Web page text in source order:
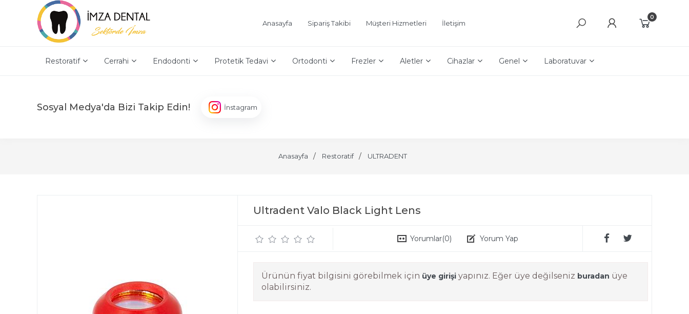
Anasayfa Sipariş Takibi Müşteri Hizmetleri İletişim
0
Restoratif Cerrahi Endodonti Protetik Tedavi Ortodonti Frezler Aletler Cihazlar Genel Laboratuvar
Sosyal Medya'da Bizi Takip Edin! İnstagram
Anasayfa Restoratif ULTRADENT
Ultradent Valo Black Light Lens
Yorumlar(0) Yorum Yap
Ürünün fiyat bilgisini görebilmek için üye girişi yapınız. Eğer üye değilseniz buradan üye
olabilirsiniz.